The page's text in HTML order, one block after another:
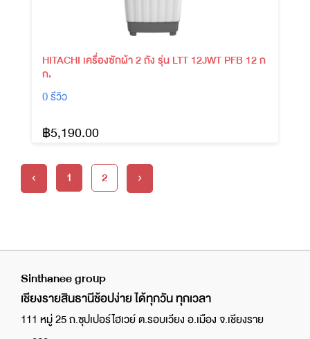
HITACHI เครื่องซักผ้า 2 ถัง รุ่น LTT 12JWT PFB 12 ก
ก.
0 รีวิว
฿5,190.00
‹ 1 2 ›
Sinthanee group
เชียงรายสินธานีช้อปง่าย ได้ทุกวัน ทุกเวลา
111 หมู่ 25 ถ.ซุปเปอร์ไฮเวย์ ต.รอบเวียง อ.เมือง จ.เชียงราย